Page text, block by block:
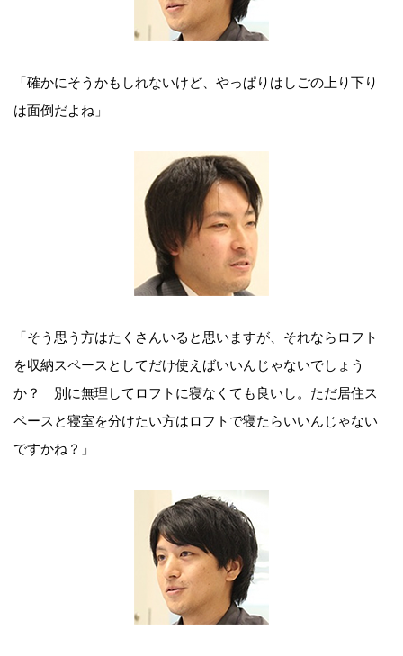
「確かにそうかもしれないけど、やっぱりはしごの上り下り
は面倒だよね」
「そう思う方はたくさんいると思いますが、それならロフト
を収納スペースとしてだけ使えばいいんじゃないでしょう
か？ 別に無理してロフトに寝なくても良いし。ただ居住ス
ペースと寝室を分けたい方はロフトで寝たらいいんじゃない
ですかね？」